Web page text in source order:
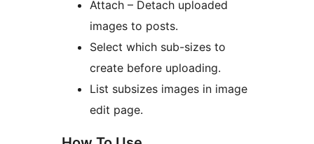
Attach – Detach uploaded
images to posts.
Select which sub-sizes to
create before uploading.
List subsizes images in image
edit page.